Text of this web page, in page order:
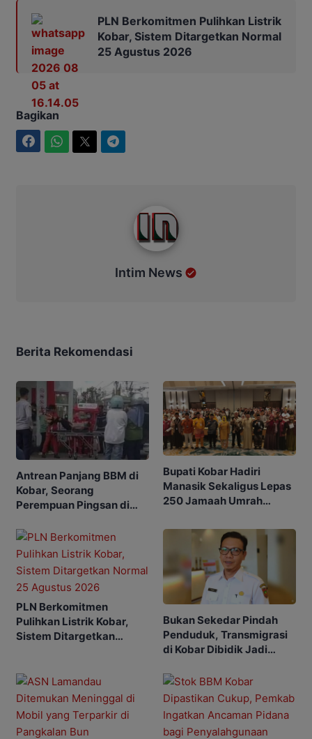
PLN Berkomitmen Pulihkan Listrik
Kobar, Sistem Ditargetkan Normal
25 Agustus 2026
Bagikan
Intim News
Berita Rekomendasi
Antrean Panjang BBM di
Kobar, Seorang
Perempuan Pingsan di
Bupati Kobar Hadiri
Manasik Sekaligus Lepas
250 Jamaah Umrah
PLN Berkomitmen
Pulihkan Listrik Kobar,
Sistem Ditargetkan
Bukan Sekedar Pindah
Penduduk, Transmigrasi
di Kobar Dibidik Jadi